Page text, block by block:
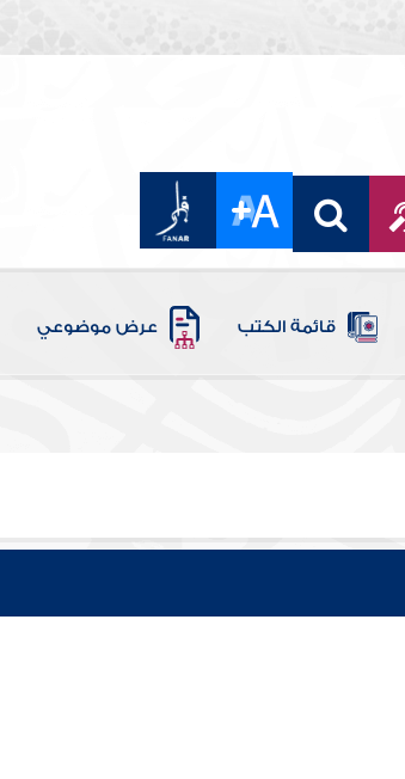
قائمة الكتب عرض موضوعي